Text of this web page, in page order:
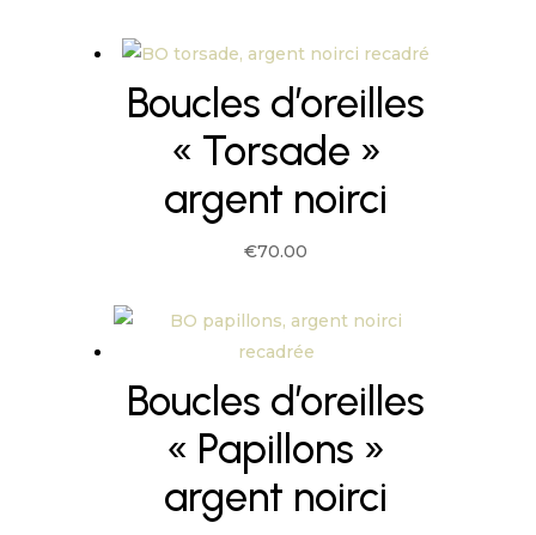
Boucles d’oreilles
« Torsade »
argent noirci
€70.00
Boucles d’oreilles
« Papillons »
argent noirci